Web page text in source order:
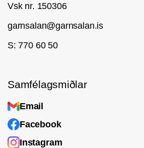
Vsk nr. 150306
garnsalan@garnsalan.is
S: 770 60 50
Samfélagsmiðlar
Email
Facebook
Instagram